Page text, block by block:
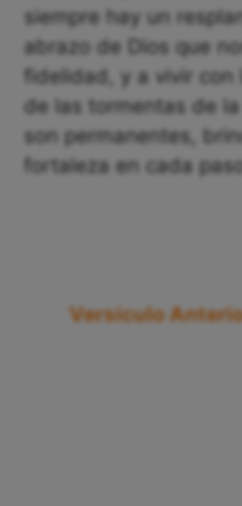
siempre hay un
abrazo de Dios que
fidelidad, y a vivir con
de las tormentas de
son permanentes,
fortaleza en cada
Versículo